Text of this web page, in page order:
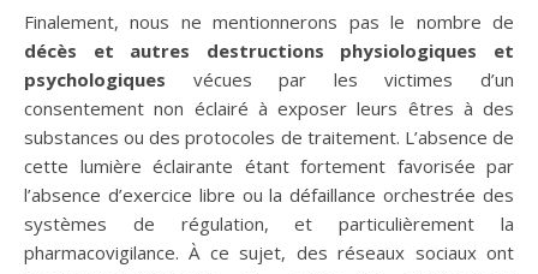
Finalement, nous ne mentionnerons pas le nombre de
décès et autres destructions physiologiques et
psychologiques vécues par les victimes d’un
consentement non éclairé à exposer leurs êtres à des
substances ou des protocoles de traitement. L’absence de
cette lumière éclairante étant fortement favorisée par
l’absence d’exercice libre ou la défaillance orchestrée des
systèmes de régulation, et particulièrement la
pharmacovigilance. À ce sujet, des réseaux sociaux ont